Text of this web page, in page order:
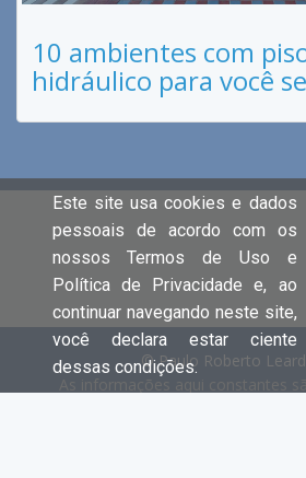
10 ambientes com
hidráulico para você
© Paulo Roberto
Este site usa cookies e dados
pessoais de acordo com os
nossos Termos de Uso e
Política de Privacidade e, ao
continuar navegando neste site,
você declara estar ciente
dessas condições.